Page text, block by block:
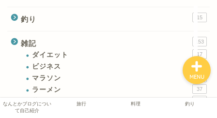
釣り 15
雑記 153
ダイエット 17
ビジネス 7
マラソン 7
ラーメン 37
暮らしのアレコレ
なんとかブログについ
て自己紹介
旅行 料理 釣り
MENU